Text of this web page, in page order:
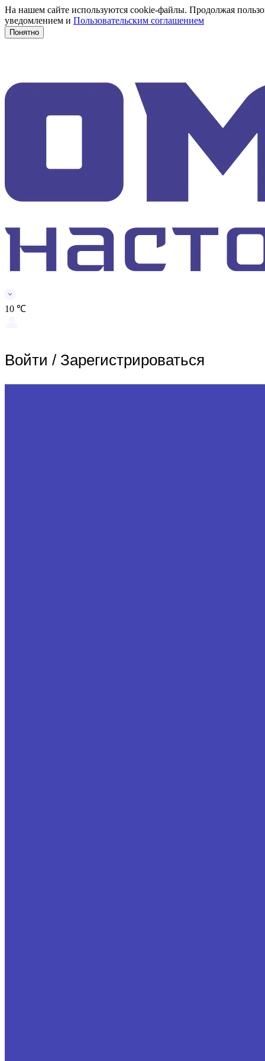
На нашем сайте используются cookie-файлы. Продолжая
уведомлением и Пользовательским соглашением
Понятно
10 ℃
Войти / Зарегистрироваться